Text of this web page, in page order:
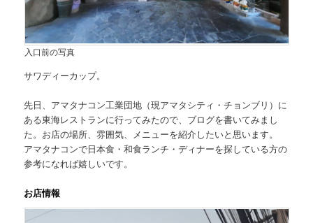
入口前の写真
サワディーカップ。
先日、アマタナコン工業団地（現アマタシティ・チョンブリ）に
ある東海レストランに行ってみたので、ブログを書いてみまし
た。お店の場所、雰囲気、メニューを紹介したいと思います。
アマタナコンで日本食・和食ランチ・ディナーを探している方の
参考になれば嬉しいです。
お店情報